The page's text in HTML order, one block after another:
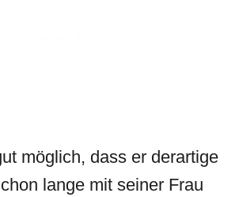
möglich, dass er derartige
lange mit seiner Frau